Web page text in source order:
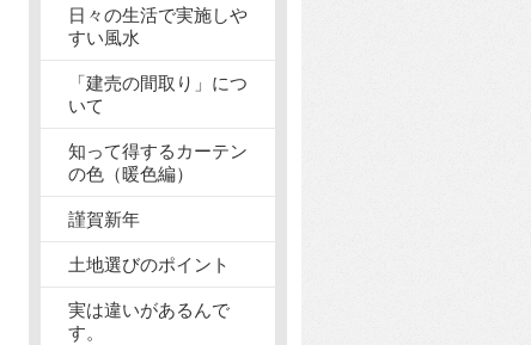
日々の生活で実施しや
すい風水
「建売の間取り」につ
いて
知って得するカーテン
の色（暖色編）
謹賀新年
土地選びのポイント
実は違いがあるんで
す。